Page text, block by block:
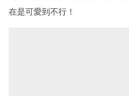
在是可愛到不行！